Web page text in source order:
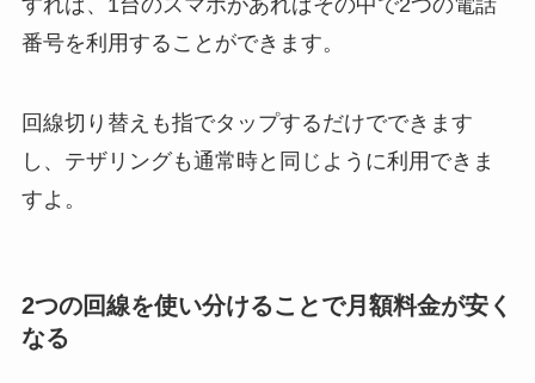
番号を利用することができます。
回線切り替えも指でタップするだけでできます
し、テザリングも通常時と同じように利用できま
すよ。
2つの回線を使い分けることで月額料金が安く
なる